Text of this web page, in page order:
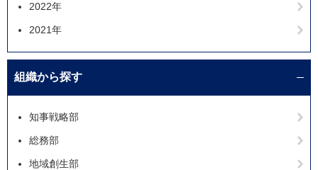
2022年
2021年
組織から探す
知事戦略部
総務部
地域創生部